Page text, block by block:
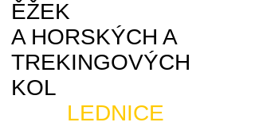
ĚŽEK
A HORSKÝCH A
TREKINGOVÝCH
KOL
LEDNICE